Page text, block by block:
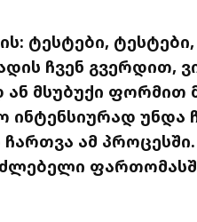
ტესტები, ტესტები,
ჩვენ გვერდით,
მსუბუქი ფორმით
ინტენსიურად უნდა
ამ